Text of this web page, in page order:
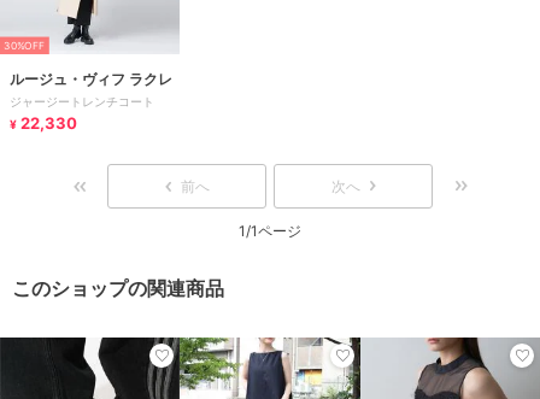
30%OFF
ルージュ・ヴィフ ラクレ
ジャージートレンチコート
¥ 22,330
前へ 次へ
1/1ページ
このショップの関連商品